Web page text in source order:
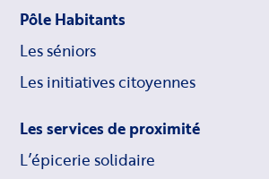
Pôle Habitants
Les séniors
Les initiatives citoyennes
Les services de proximité
L’épicerie solidaire